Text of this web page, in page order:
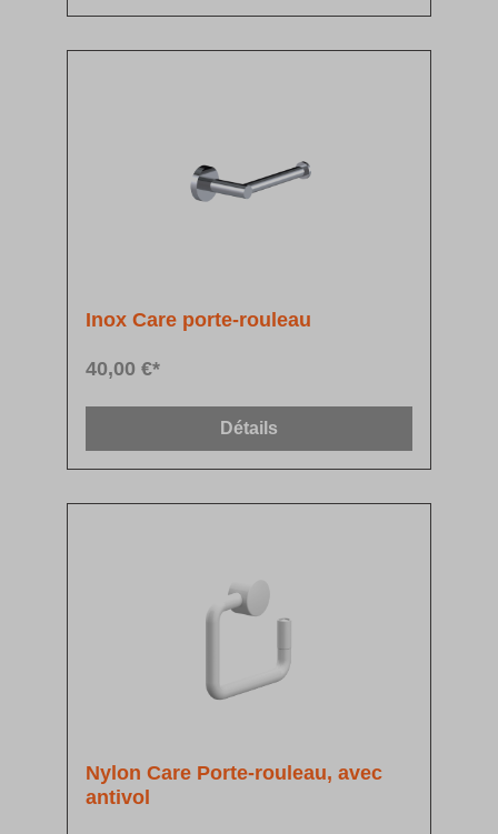
Inox Care porte-rouleau
40,00 €*
Détails
Nylon Care Porte-rouleau, avec
antivol